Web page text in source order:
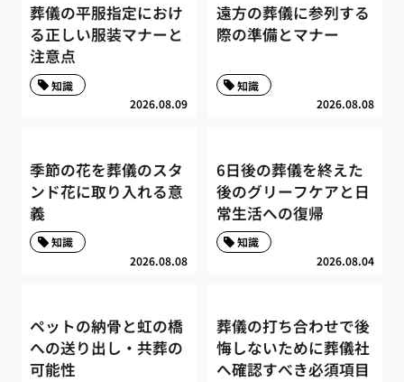
葬儀の平服指定におけ
る正しい服装マナーと
注意点
2026.08.09
知識
遠方の葬儀に参列する
際の準備とマナー
2026.08.08
知識
季節の花を葬儀のスタ
ンド花に取り入れる意
義
2026.08.08
知識
6日後の葬儀を終えた
後のグリーフケアと日
常生活への復帰
2026.08.04
知識
ペットの納骨と虹の橋
への送り出し・共葬の
可能性
葬儀の打ち合わせで後
悔しないために葬儀社
へ確認すべき必須項目